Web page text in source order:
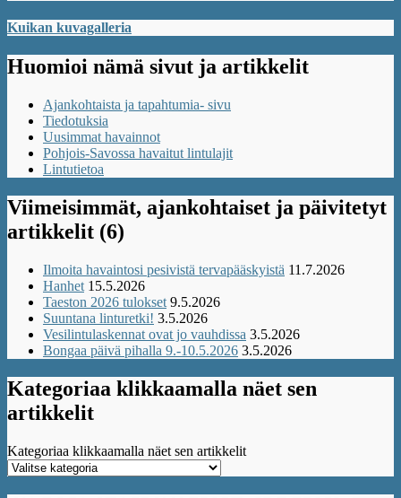
Kuikan kuvagalleria
Huomioi nämä sivut ja artikkelit
Ajankohtaista ja tapahtumia- sivu
Tiedotuksia
Uusimmat havainnot
Pohjois-Savossa havaitut lintulajit
Lintutietoa
Viimeisimmät, ajankohtaiset ja päivitetyt
artikkelit (6)
Ilmoita havaintosi pesivistä tervapääskyistä 11.7.2026
Hanhet 15.5.2026
Taeston 2026 tulokset 9.5.2026
Suuntana linturetki! 3.5.2026
Vesilintulaskennat ovat jo vauhdissa 3.5.2026
Bongaa päivä pihalla 9.-10.5.2026 3.5.2026
Kategoriaa klikkaamalla näet sen
artikkelit
Kategoriaa klikkaamalla näet sen artikkelit